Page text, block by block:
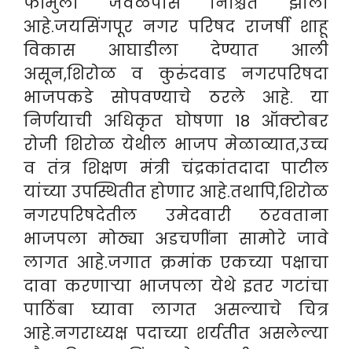
आहे.जयसिंगपूर नगर परिषद राजर्षी शाहू
विकास आघाडीला देण्यात आली
असून,शिरोळ व कुरुंदवाड नगरपरिषदा
भाजपकडे सोपवण्याचे ठरले आहे. या
निर्णयाची अधिकृत घोषणा 18 ऑक्टोबर
रोजी शिरोळ येथील भाजप मेळाव्यात,उच्च
व तंत्र शिक्षण मंत्री चंद्रकांतदादा पाटील
यांच्या उपस्थितीत होणार आहे.तथापि,शिरोळ
नगरपरिषदेतील उमेदवारी ठरवताना
भाजपला मोठ्या अडचणींना सामोरे जावे
लागत आहे.जगात क्रमांक एकच्या पक्षाचा
दावा करणाऱ्या भाजपला येथे इतर गटांचा
पाठिंबा घ्यावा लागत असल्याचे चित्र
आहे.नगराध्यक्ष पदाच्या शर्यतीत असलेल्या